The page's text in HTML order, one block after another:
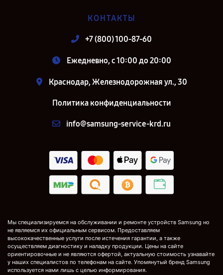
КОНТАКТЫ
+7 (800) 100-87-60
Ежедневно, с 10:00 до 20:00
Краснодар, Железнодорожная ул., 30
Политика конфиденциальности
info@samsung-service-krd.ru
Мы специализируемся на обслуживании и ремонте устройств Samsung но
не являемся их официальным сервисом. Предоставляем
высококачественные услуги после истечения гарантии, а также
осуществляем диагностику и наладку продукции. Цены на сайте
ориентировочные и не являются офертой, актуальную стоимость узнавайте
у наших специалистов по телефонам на сайте. Упомянутый бренд Samsung
используется нами лишь с целью информирования.